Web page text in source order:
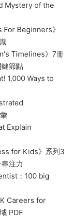
Mystery of the
Beginners》
Timelines》7冊
節點
1,000 Ways to
Explain
for Kids》系列3
注力
：100 big
Careers for
PDF